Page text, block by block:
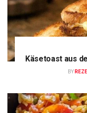
Käsetoast aus
BY